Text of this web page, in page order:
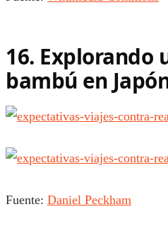
16. Explorando
bambú en
Fuente: Daniel Peckham